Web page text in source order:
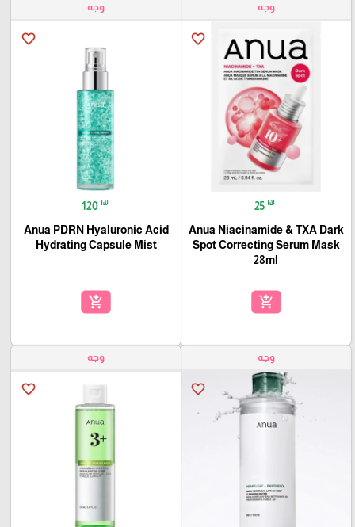
وجه
favorite_border
25 ₪
Anua Niacinamide & TXA Dark
Spot Correcting Serum Mask
28ml
add_shopping_cart
وجه
favorite_border
120 ₪
Anua PDRN Hyaluronic Acid
Hydrating Capsule Mist
add_shopping_cart
وجه
favorite_border
وجه
favorite_border